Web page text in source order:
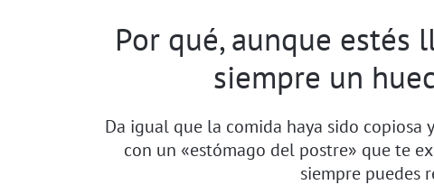
Por qué, aunque estés
siempre un
Da igual que la comida haya sido copiosa
con un «estómago del postre» que te
siempre puedes